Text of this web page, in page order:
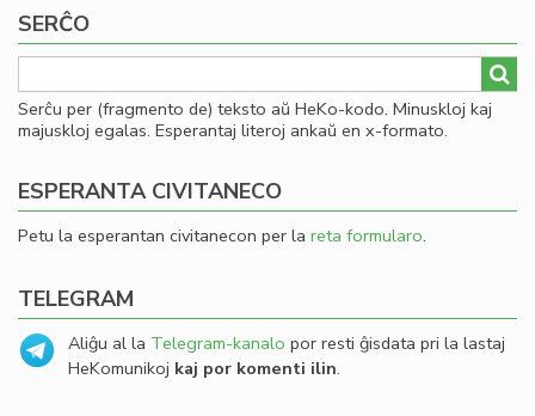
SERĈO
Serĉu per (fragmento de) teksto aŭ HeKo-kodo. Minuskloj kaj
majuskloj egalas. Esperantaj literoj ankaŭ en x-formato.
ESPERANTA CIVITANECO
Petu la esperantan civitanecon per la reta formularo.
TELEGRAM
Aliĝu al la Telegram-kanalo por resti ĝisdata pri la lastaj
HeKomunikoj kaj por komenti ilin.